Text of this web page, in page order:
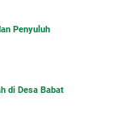
Penyuluh
di Desa Babat